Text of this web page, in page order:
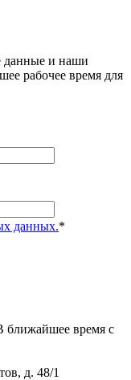
данные и наши
рабочее время для
данных.*
ближайшее время с
д. 48/1